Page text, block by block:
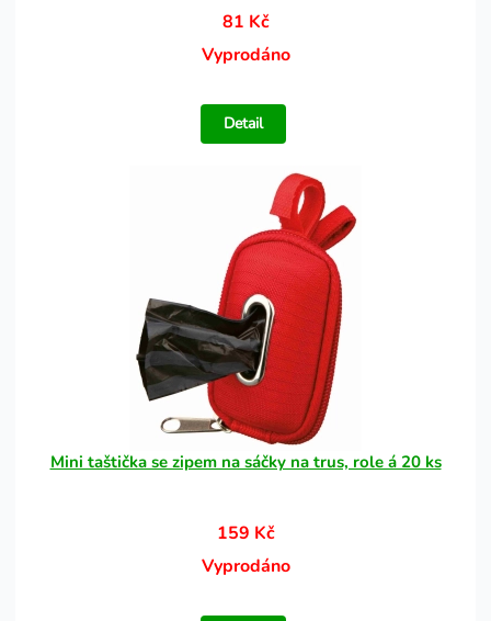
81 Kč
Vyprodáno
Detail
Mini taštička se zipem na sáčky na trus, role á 20 ks
159 Kč
Vyprodáno